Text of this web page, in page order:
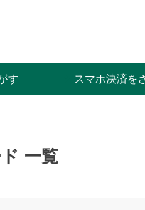
す スマホ決済を
一覧